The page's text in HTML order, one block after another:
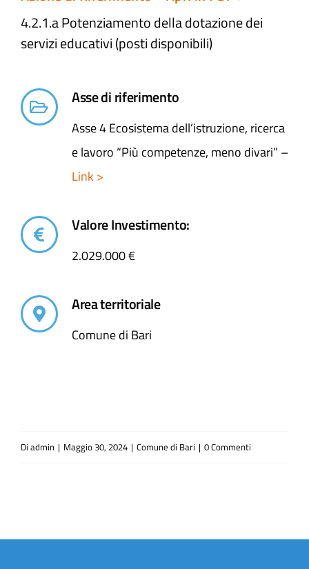
4.2.1.a Potenziamento della dotazione dei
servizi educativi (posti disponibili)
Asse di riferimento
Asse 4 Ecosistema dell’istruzione, ricerca
e lavoro “Più competenze, meno divari” –
Link >
Valore Investimento:
2.029.000 €
Area territoriale
Comune di Bari
Di admin | Maggio 30, 2024 | Comune di Bari | 0 Commenti